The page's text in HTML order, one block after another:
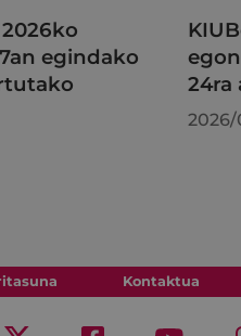
egindako
24ra
Kontaktua